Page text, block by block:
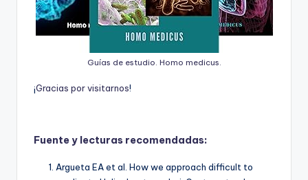
Guías de estudio. Homo medicus.
¡Gracias porvisitarnos!
Fuente y lecturas recomendadas:
Argueta EA et al. How we approach difficult to